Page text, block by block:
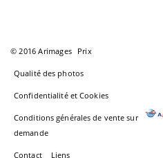
© 2016 Arimages Prix
Qualité des photos
Confidentialité et Cookies
Conditions générales de vente sur
demande
Contact Liens